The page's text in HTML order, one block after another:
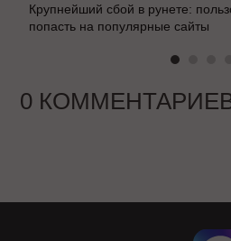
Крупнейший сбой в рунете:
попасть на популярные сайты
0